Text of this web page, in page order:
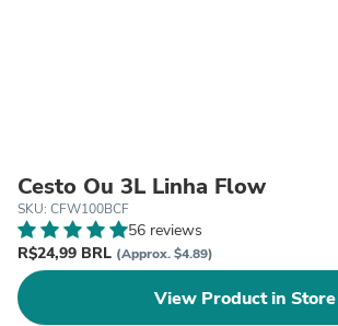
Cesto Ou 3L Linha Flow
SKU: CFW100BCF
56 reviews
R$24,99 BRL (Approx. $4.89)
View Product in Store